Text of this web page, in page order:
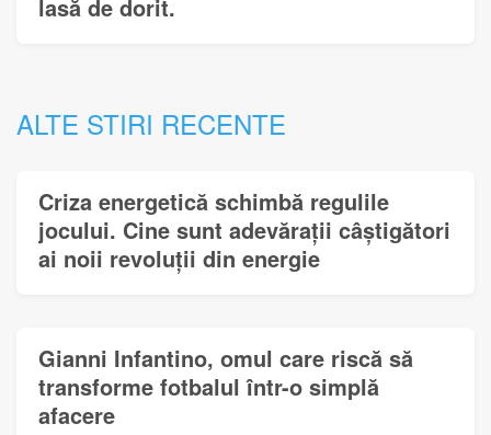
lasă de dorit.
ALTE STIRI RECENTE
Criza energetică schimbă regulile
jocului. Cine sunt adevărații câștigători
ai noii revoluții din energie
Gianni Infantino, omul care riscă să
transforme fotbalul într-o simplă
afacere